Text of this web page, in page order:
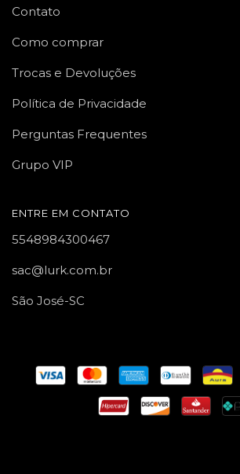
Contato
Como comprar
Trocas e Devoluções
Política de Privacidade
Perguntas Frequentes
Grupo VIP
ENTRE EM CONTATO
5548984300467
sac@lurk.com.br
São José-SC